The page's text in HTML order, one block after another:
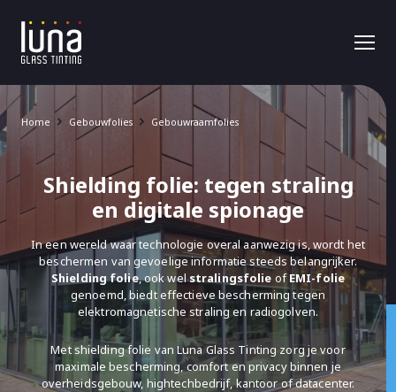
Home Gebouwfolies Gebouwraamfolies
Shielding folie: tegen straling
en digitale spionage
In een wereld waar technologie overal aanwezig is, wordt het
beschermen van gevoelige informatie steeds belangrijker.
Shielding folie, ook welstralingsfolie ofEMI-folie
genoemd, biedt effectieve bescherming tegen
elektromagnetische straling en radiogolven.
Met shielding folie van Luna Glass Tinting zorg je voor
maximale bescherming, comfort en privacy binnen je
overheidsgebouw, hightechbedrijf, kantoor of datacenter.